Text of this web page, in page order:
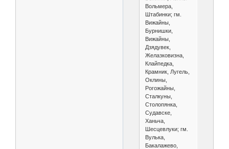
Вольмера,
Штабинки; гм.
Вижайны,
Бурнишки,
Вижайны,
Дзядувек,
Желазковизна,
Клайпедка,
Крамник, Лугель,
Оклины,
Рогожайны,
Сталкуны,
Столопянка,
Судавске,
Ханьча,
Шесцевлуки; гм.
Вулька,
Бакалажево,